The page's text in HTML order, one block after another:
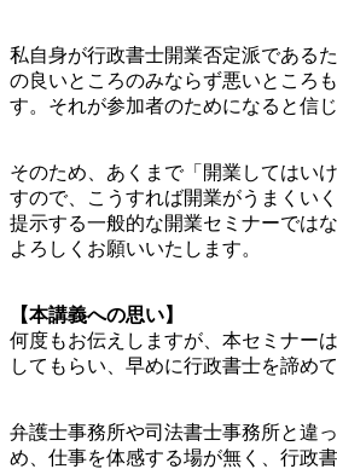
私自身が行政書士開業否定派である
の良いところのみならず悪いところ
す。それが参加者のためになると信じ
そのため、あくまで「開業してはい
すので、こうすれば開業がうまくい
提示する一般的な開業セミナーでは
よろしくお願いいたします。
【本講義への思い】
何度もお伝えしますが、本セミナー
してもらい、早めに行政書士を諦め
弁護士事務所や司法書士事務所と違
め、仕事を体感する場が無く、行政